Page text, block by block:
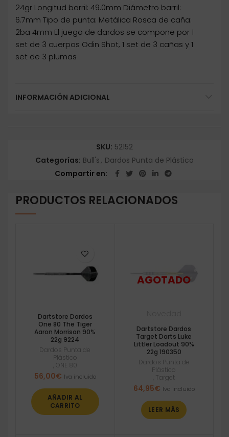
24gr Longitud barril: 49.0mm Diámetro barril:
6.7mm Tipo de punta: Metálica Rosca de caña:
2ba 4mm El juego de dardos se compone por 1
set de 3 cuerpos Odin Shot, 1 set de 3 cañas y 1
set de 3 plumas
INFORMACIÓN ADICIONAL
SKU: 52152
Categorías: Bull's, Dardos Punta de Plástico
Compartir en
PRODUCTOS RELACIONADOS
Dartstore Dardos
One 80 The Tiger
Aaron Morrison 90%
22g 9224
Dardos Punta de
Plástico
ONE 80
56,00€ Iva incluido
AÑADIR AL
CARRITO
Dartstore Dardos
Target Darts Luke
Littler Loadout 90%
22g 190350
Dardos Punta de
Plástico
Target
64,95€ Iva incluido
LEER MÁS